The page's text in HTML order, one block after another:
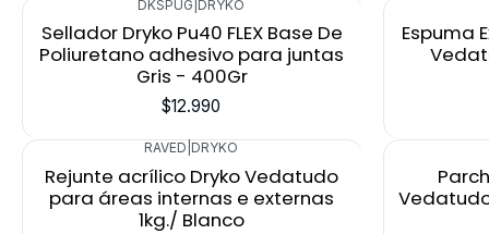
DKSPUG DRYKO
Sellador Dryko Pu40 FLEX Base De
Poliuretano adhesivo para juntas
Gris - 400Gr
$12.990
Espuma
RAVED DRYKO
Rejunte acrílico Dryko Vedatudo
para áreas internas e externas
1kg./ Blanco